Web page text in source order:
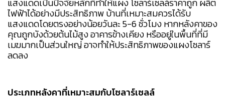
แสงแดดเป็นปัจจัยหลักที่ทำให้แผง โซลาร์เซลล์ราคาถูก ผลิต
ไฟฟ้าได้อย่างมีประสิทธิภาพ บ้านที่เหมาะสมควรได้รับ
แสงแดดโดยตรงอย่างน้อยวันละ 5-6 ชั่วโมง หากหลังคาของ
คุณถูกบังด้วยต้นไม้สูง อาคารข้างเคียง หรืออยู่ในพื้นที่ที่มี
เมฆมากเป็นส่วนใหญ่ อาจทำให้ประสิทธิภาพของแผงโซลาร์
ลดลง
ประเภทหลังคาที่เหมาะสมกับโซลาร์เซลล์